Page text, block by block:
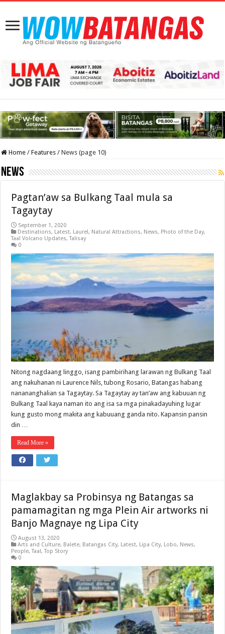
Home / Features / News (page 10)
News
Pagtan’aw sa Bulkang Taal mula sa
Tagaytay
September 1, 2020
Destinations, Latest, Laurel, Natural Attractions, News, Photo of the Day,
Taal Volcano Updates,Talisay
0
Nitong nagdaang linggo, isang pambirihang larawan ng Bulkang Taal
ang nakuhanan ni Laurence Nils, tubong Rosario, Batangas habang
nanananghalian sa Tagaytay. Sa Tagaytay ay tan’aw ang kabuuan ng
Bulkang Taal kaya naman ito ang isa sa mga pinakadayuhing lugar
kung gusto mong makita ang kabuuang ganda nito. Kapansin pansin
din …
Read More »
Maglakbay sa Probinsya ng Batangas sa
pamamagitan ng mga Plein Air artworks ni
Banjo Magnaye ng Lipa City
August 13, 2020
Arts and Culture, Balete, Batangas City, Latest, Lipa City, Lobo, News,
People,Taal,Top Story
0